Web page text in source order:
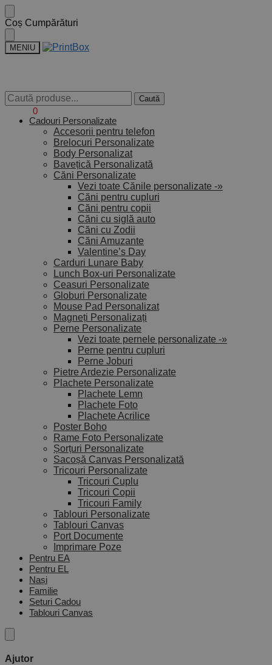
Coș Cumpărături
MENIU
Caută
0
Caută
Cadouri Personalizate
Accesorii pentru telefon
Brelocuri Personalizate
Body Personalizat
Bavețică Personalizată
Căni Personalizate
Vezi toate Cănile personalizate -»
Căni pentru cupluri
Căni pentru copii
Căni cu siglă auto
Căni cu Zodii
Căni Amuzante
Valentine’s Day
Carduri Lunare Baby
Lunch Box-uri Personalizate
Ceasuri Personalizate
Globuri Personalizate
Mouse Pad Personalizat
Magneți Personalizați
Perne Personalizate
Vezi toate pernele personalizate -»
Perne pentru cupluri
Perne Joburi
Pietre Ardezie Personalizate
Plachete Personalizate
Plachete Lemn
Plachete Foto
Plachete Acrilice
Poster Boho
Rame Foto Personalizate
Șorțuri Personalizate
Sacoșă Canvas Personalizată
Tricouri Personalizate
Tricouri Cuplu
Tricouri Copii
Tricouri Family
Tablouri Personalizate
Tablouri Canvas
Port Documente
Imprimare Poze
Pentru EA
Pentru EL
Nași
Familie
Seturi Cadou
Tablouri Canvas
Ajutor